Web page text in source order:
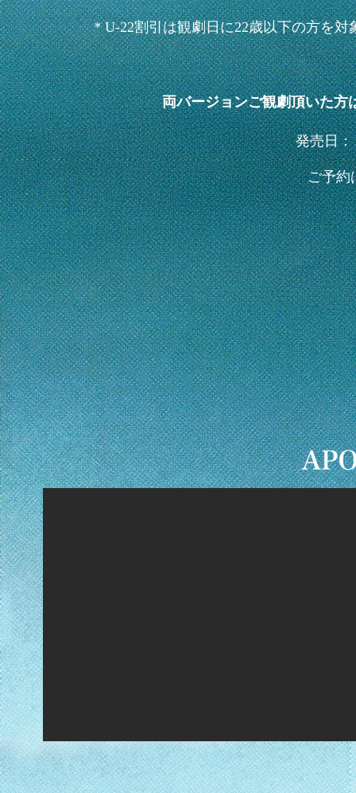
＊U-22割引は観劇日に22歳以下の方を
両バージョンご観劇頂いた方
発売日
ご予約